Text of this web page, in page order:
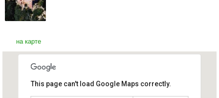
на карте
Дворец Пена
This page can't load Google Maps correctly.